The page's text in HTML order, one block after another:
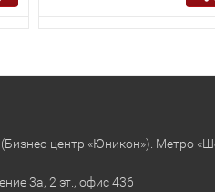
центр «Юникон»). Метро
3а, 2 эт., офис 436